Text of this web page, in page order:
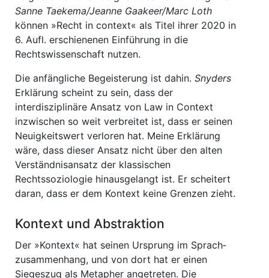
Sanne Taekema/Jeanne Gaakeer/Marc Loth
können »Recht in context« als Titel ihrer 2020 in
6. Aufl. erschienenen Einführung in die
Rechtswissenschaft nutzen.
Die anfängliche Begeisterung ist dahin. Snyders
Erklärung scheint zu sein, dass der
interdisziplinäre Ansatz von Law in Context
inzwischen so weit verbreitet ist, dass er seinen
Neuigkeitswert verloren hat. Meine Erklärung
wäre, dass dieser Ansatz nicht über den alten
Verständnisansatz der klassischen
Rechtssoziologie hinausgelangt ist. Er scheitert
daran, dass er dem Kontext keine Grenzen zieht.
Kontext und Abstraktion
Der »Kontext« hat seinen Ursprung im Sprach­
zusammenhang, und von dort hat er einen
Siegeszug als Metapher angetreten. Die